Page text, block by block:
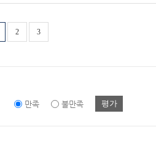
2 3
만족 불만족 평가